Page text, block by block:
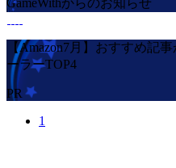
【Amazon7月】おすすめ記
ーラーTOP4
PR
1